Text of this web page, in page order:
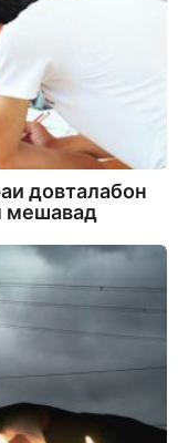
довталабон
мешавад